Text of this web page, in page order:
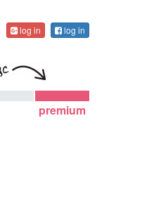
log in log in
premium